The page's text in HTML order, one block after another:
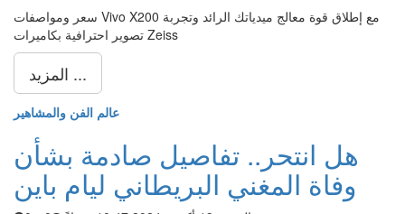
سعر ومواصفات Vivo X200 مع إطلاق قوة معالج ميدياتك الرائد وتجربة
تصوير احترافية بكاميرات Zeiss
المزيد ...
عالم الفن والمشاهير
هل انتحر.. تفاصيل صادمة بشأن
وفاة المغني البريطاني ليام باين